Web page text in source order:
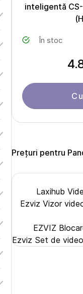
inteligentă
În stoc
Prețuri pentru
Laxihub
Ezviz Vizor
EZVIZ
Ezviz Set de